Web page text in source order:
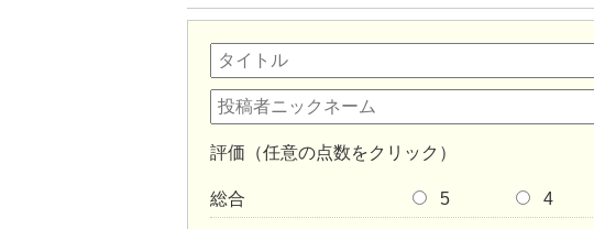
評価（任意の点数をクリック）
総合 5 4